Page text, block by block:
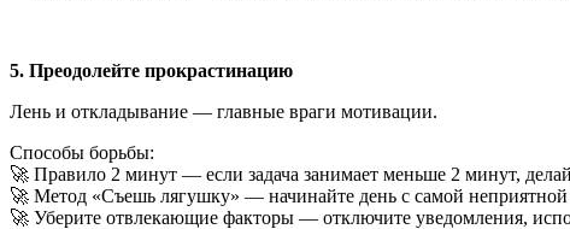
5. Преодолейте прокрастинацию
Лень и откладывание — главные враги мотивации.
Способы борьбы:
🚀 Правило 2 минут — если задача занимает меньше 2 минут,
🚀 Метод «Съешь лягушку» — начинайте день с самой неприятной
🚀 Уберите отвлекающие факторы — отключите уведомления,